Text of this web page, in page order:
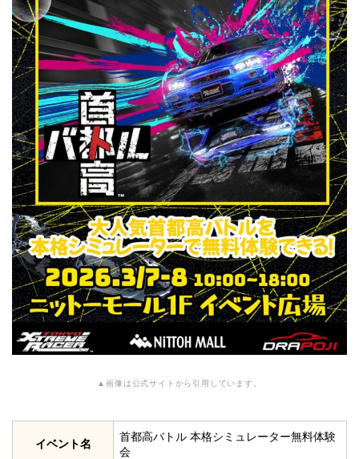
▲画像は公式サイトから引用しています。
イベント名
首都高バトル 本格シミュレーター無料体験
会